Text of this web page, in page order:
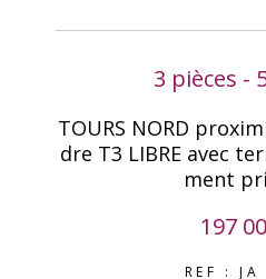
3 pièces -
TOURS NORD
dre T3 LIBRE avec
ment
197
REF : JA